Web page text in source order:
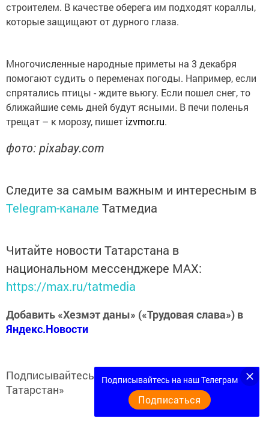
строителем. В качестве оберега им подходят кораллы,
которые защищают от дурного глаза.
Многочисленные народные приметы на 3 декабря
помогают судить о переменах погоды. Например, если
спрятались птицы - ждите вьюгу. Если пошел снег, то
ближайшие семь дней будут ясными. В печи поленья
трещат – к морозу, пишет izvmor.ru.
фото: pixabay.com
Следите за самым важным и интересным в
Telegram-канале Татмедиа
Читайте новости Татарстана в
национальном мессенджере MАХ:
https://max.ru/tatmedia
Добавить «Хезмэт даны» («Трудовая слава») в
Яндекс.Новости
Подписывайтесь наTelegram-канал«Кукмор
Татарстан»
Подписывайтесь на наш Телеграм
Подписаться